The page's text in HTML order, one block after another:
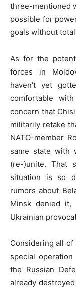
three-mentioned
possible for
goals without
As for the
forces in
haven’t yet
comfortable
concern that
militarily retake
NATO-member
same state with
(re-)unite. That
situation is so
rumors about
Minsk denied
Ukrainian
Considering all of
special
the Russian
already